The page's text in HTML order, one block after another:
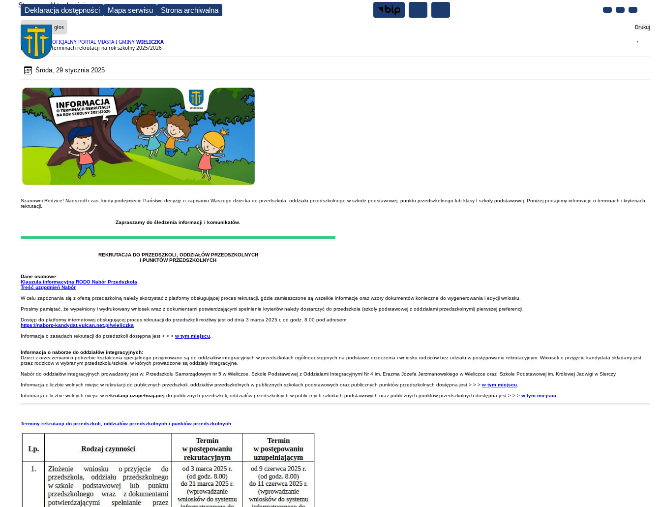
Deklaracja dostępności Mapa serwisu Strona archiwalna
OFICJALNY PORTAL MIASTA I GMINY WIELICZKA
Strona Aktualności
Czytaj na głos Drukuj
Informacja o terminach rekrutacji na rok szkolny 2025/2026
Środa, 29 stycznia 2025
Szanowni Rodzice! Nadszedł czas, kiedy podejmiecie Państwo decyzję o zapisaniu Waszego dziecka do przedszkola, oddziału przedszkolnego w szkole podstawowej, punktu przedszkolnego lub klasy I szkoły podstawowej. Poniżej podajemy informacje o terminach i kryteriach
rekrutacji.
Zapraszamy do śledzenia informacji i komunikatów.
REKRUTACJA DO PRZEDSZKOLI, ODDZIAŁÓW PRZEDSZKOLNYCH
I PUNKTÓW PRZEDSZKOLNYCH
Dane osobowe:
Klauzula informacyjna RODO Nabór Przedszkola
Treść uzgodnień Nabór
W celu zapoznania się z ofertą przedszkolną należy skorzystać z platformy obsługującej proces rekrutacji, gdzie zamieszczone są wszelkie informacje oraz wzory dokumentów konieczne do wygenerowania i edycji wniosku.
Prosimy pamiętać, że wypełniony i wydrukowany wniosek wraz z dokumentami potwierdzającymi spełnienie kryteriów należy dostarczyć do przedszkola (szkoły podstawowej z oddziałami przedszkolnymi) pierwszej preferencji.
Dostęp do platformy internetowej obsługującej proces rekrutacji do przedszkoli możliwy jest od dnia 3 marca 2025 r. od godz. 8.00 pod adresem:
https://naborp-kandydat.vulcan.net.pl/wieliczka
Informacja o zasadach rekrutacji do przedszkoli dostępna jest > > > w tym miejscu.
Informacja o naborze do oddziałów integracyjnych:
Dzieci z orzeczeniami o potrzebie kształcenia specjalnego przyjmowane są do oddziałów integracyjnych w przedszkolach ogólnodostępnych na podstawie orzeczenia i wniosku rodziców bez udziału w postępowaniu rekrutacyjnym. Wniosek o przyjęcie kandydata składany jest
przez rodziców w wybranym przedszkolu/szkole, w których prowadzone są oddziały integracyjne.
Nabór do oddziałów integracyjnych prowadzony jest w: Przedszkolu Samorządowym nr 5 w Wieliczce, Szkole Podstawowej z Oddziałami Integracyjnymi Nr 4 im. Erazma Józefa Jerzmanowskiego w Wieliczce oraz Szkole Podstawowej im. Królowej Jadwigi w Sierczy.
Informacja o liczbie wolnych miejsc w rekrutacji do publicznych przedszkoli, oddziałów przedszkolnych w publicznych szkołach podstawowych oraz publicznych punktów przedszkolnych dostępna jest > > > w tym miejscu.
Informacja o liczbie wolnych miejsc wrekrutacji uzupełniającej do publicznych przedszkoli, oddziałów przedszkolnych w publicznych szkołach podstawowych oraz publicznych punktów przedszkolnych dostępna jest > > > w tym miejscu.
Terminy rekrutacji do przedszkoli, oddziałów przedszkolnych i punktów przedszkolnych: